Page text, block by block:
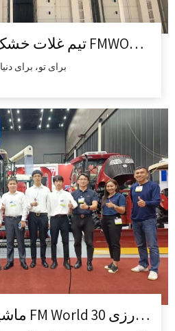
تیم غلات خشک کن و غلات سری FMWORLD 5H
خشک کن گریان FMWORLD.برای تو، برای دنیا
ماشین آلات کشاورزی FM World 30 دستگاه از جمله برداشت کننده ها و تراکتورهای جدید نیشکر را در بزرگترین نمایشگاه کشاورزی - Agritechnica Asia in The Spot طی 3 روز فروخت.